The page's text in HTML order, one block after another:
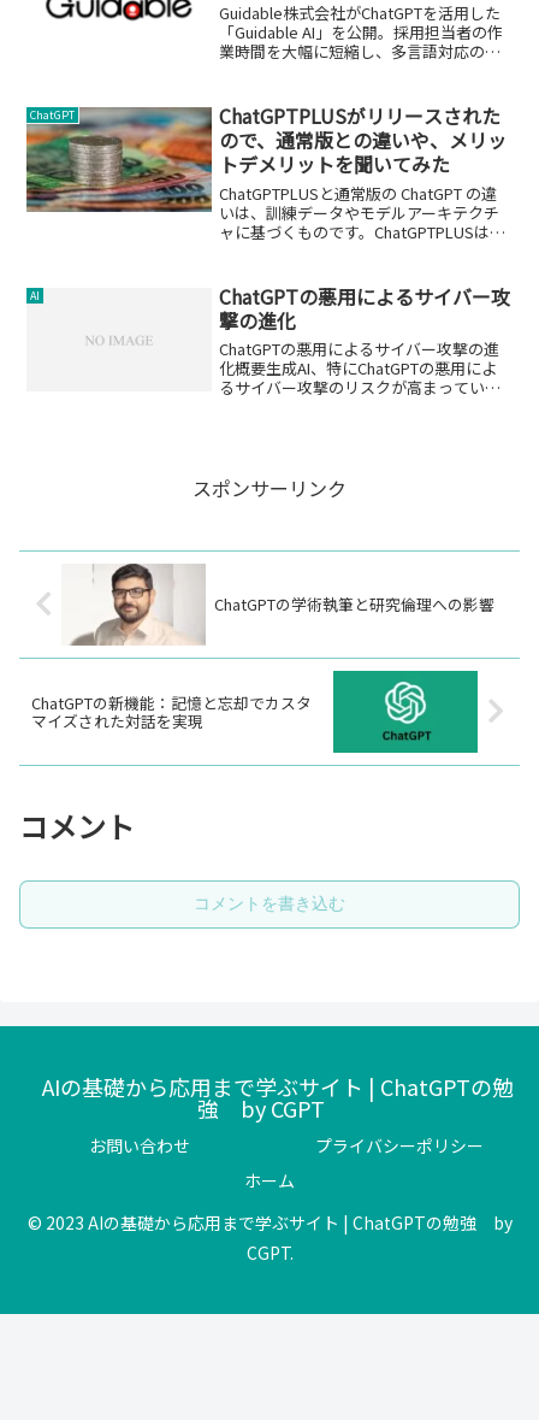
Guidable株式会社がChatGPTを活用した
「Guidable AI」を公開。採用担当者の作
業時間を大幅に短縮し、多言語対応の求
ChatGPT
ChatGPTPLUSがリリースされた
ので、通常版との違いや、メリッ
トデメリットを聞いてみた
ChatGPTPLUSと通常版の ChatGPT の違
いは、訓練データやモデルアーキテクチ
ャに基づくものです。ChatGPTPLUSは、
してトレーニングされた、大規模な言語
モデルです。このモデルは、約 175 ビッ
トの整数値表現に基づいて、膨大なテキ
ストデータセットを学習します。一方、
通常版の ChatGPT は、より小規模なトラ
ンスフォーマーアーキテクチャを使用し
AI
ChatGPTの悪用によるサイバー攻
撃の進化
ChatGPTの悪用によるサイバー攻撃の進
化概要生成AI、特にChatGPTの悪用によ
るサイバー攻撃のリスクが高まっていま
スポンサーリンク
ChatGPTの学術執筆と研究倫理への影響
ChatGPTの新機能：記憶と忘却でカスタ
マイズされた対話を実現
コメント
コメントを書き込む
AIの基礎から応用まで学ぶサイト | ChatGPTの勉
強 by CGPT
お問い合わせ
プライバシーポリシー
ホーム
© 2023 AIの基礎から応用まで学ぶサイト | ChatGPTの勉強 by
CGPT.